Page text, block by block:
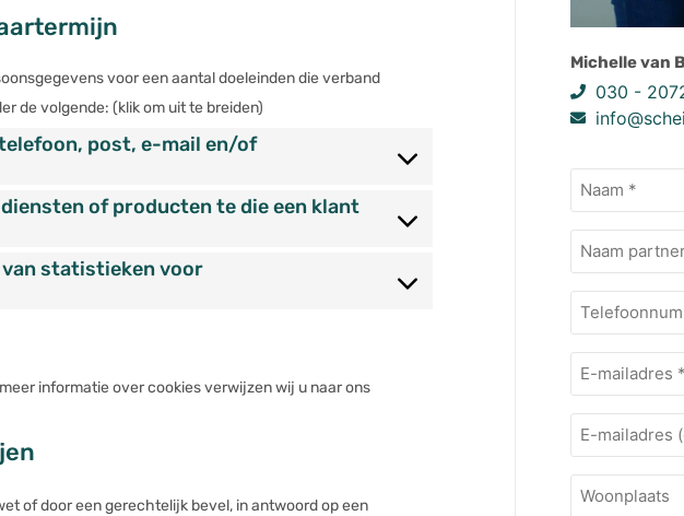
voor een aantal doeleinden die verband
de volgende: (klik om uit te breiden)
post, e-mail en/of
of producten te die een klant
van statistieken voor
informatie over cookies verwijzen wij u naar ons
of door een gerechtelijk bevel, in antwoord op een
Michelle van
030 -
Naam
(Vereist)
Naam
extra
E-
mailadres
(Vereist)
E-
mailadres
Woonplaats